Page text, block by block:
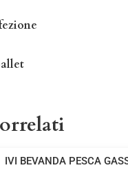
IVI BEVANDA PESCA